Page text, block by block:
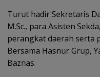
Turut hadir Sekretaris
M.Sc., para Asisten
perangkat daerah serta
Bersama Hasnur Grup,
Baznas.